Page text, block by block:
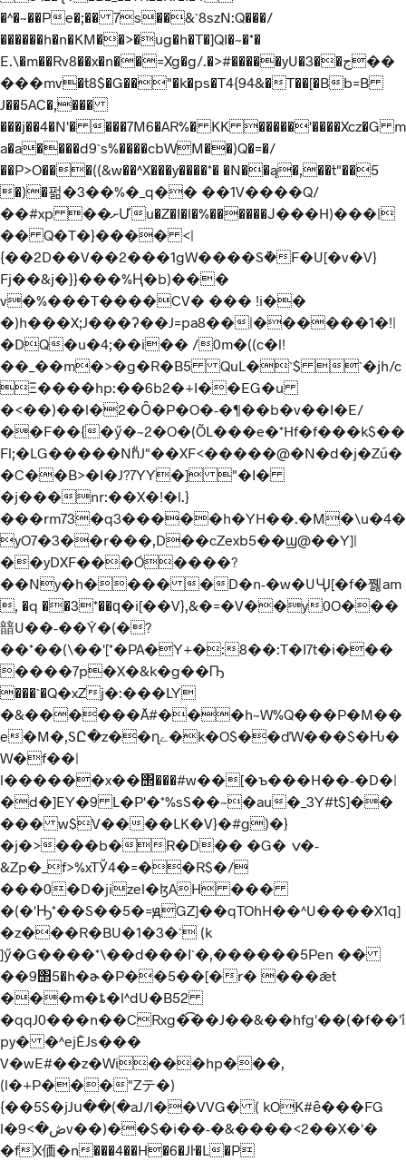
�^�~��Pe�;�� 7s��&`8szN:Q���/
������h�n�KM��>�ug�h�T�]QI�~�*�
E.\�m��Rv8��x�n��=Xg�g/.�>#�����yU�3��ج��
���mv�t8$�G��"�k�ps�T4{94&�T��[�Bb=B
J��5AC�,���
���j��4�N'� ���7M6�AR%� KK �����'����Xcz�G m
a�a����d9`s%����cbWM��)Q�=�/
��P>O���((&w��^X���y����*� �N��ą�,��t"��5
�)�펆�3��%�_q�� ��1V����Q/
��#xp ��ށƯu�Z�I�l�%������Ј���H)���|
�� Q�T�}���� <|
{��2D��V��2���1gW����Sܵ�F�U[�v�V}
Fj��&j�}}���%Ң�b)���
v�%���T����CV� ��� !i��
�)h���X;J���ʔ��J=pa8��|������1�!|
�DQ�u�4;��i�� /0m�((c�l!
��_��m�>�g�R�B5 QuL�`$ `�jh/c
Ξ����hp:��6b2�+I��EG�u
�<��)��l�2�Ȏ�P�O�-�¶��b�v��I�E/
��F��{�ӳ�~2�O�(ÕL���e�*Hf�f���k$��
Fl;�LG�����NhͧJ"��XF<�����@�N�d�j�Z݇u�
�C��B>�I�J?7YY�] "�I�
�j���nr:��X�!�l.}
���rm73�q3�����h�YH��.�M�\u�4�
yO7�3��r���,D��cZexb5��ϣ@��Y]|
��yDXF���Ó����?
��Ny�h���� �D�n-�w�UӋJ[�f�쪯 am
, �q ��3*��ԛ�i[��V},&�=�V��y0O���
䪭U��-��Ŷ�(�?
��*��(\��'[*�PA�Y+�:8��:T�I7t�i���
����7p�X�&k�g��Ҧ
���`�Q�xZj�:���LY
�&������Ă#���h~W%Q���P�M��
e�M�,SԸ�z��ɳے�̴k�O$��ďW���$�Ԋ�
W�f��|
l������x��΢���#w��[�ъ���H��-�D�|
�d�]EY�9 L�P'�*%sS��~�au�_3Y#t$]��
��� w$V����LK�V}�#g)�}
�j�>���b�R�D�� �G� ݍ�-
&Zp�_f>%xTЎ4�=��R$�/
���0�D�jizel�ɮAH ���
�(�'Ԣ*��S��5�=ԭGZ]��qTOhH��^U����X1q]
�z���R�BU�1�3�` (k
]ӳ�G����*\��d���I`�,������5Pen ��
��9΢5�h�ɚ�P��5��[�r� ���ǣt
���m�ȶ�l^dU�B52
�qqJ0���n��CRxg�͡��J��&��hfg'��(�f��ܽ'i
py� �^ejĚJs���
V�wE#��z�Wi���hp���,
(l�+P���"Zテ�)
{��5$�jJս��(�aJ/l��VVG� ( kOK#ȇ���FG
l�ڞ�>9v��)��$�i��-�&����<2��X�'�
�fX価�n���4��H�6�Jŀ�L�P